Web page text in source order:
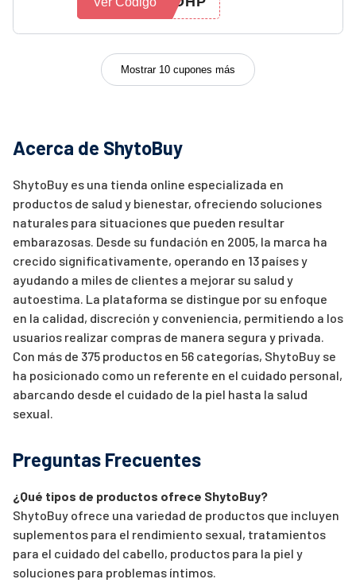
Mostrar 10 cupones más
Acerca de ShytoBuy
ShytoBuy es una tienda online especializada en
productos de salud y bienestar, ofreciendo soluciones
naturales para situaciones que pueden resultar
embarazosas. Desde su fundación en 2005, la marca ha
crecido significativamente, operando en 13 países y
ayudando a miles de clientes a mejorar su salud y
autoestima. La plataforma se distingue por su enfoque
en la calidad, discreción y conveniencia, permitiendo a los
usuarios realizar compras de manera segura y privada.
Con más de 375 productos en 56 categorías, ShytoBuy se
ha posicionado como un referente en el cuidado personal,
abarcando desde el cuidado de la piel hasta la salud
sexual.
Preguntas Frecuentes
¿Qué tipos de productos ofrece ShytoBuy?
ShytoBuy ofrece una variedad de productos que incluyen
suplementos para el rendimiento sexual, tratamientos
para el cuidado del cabello, productos para la piel y
soluciones para problemas íntimos.